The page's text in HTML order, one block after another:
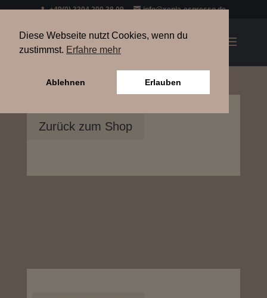
+49(0) 3304 200 38 09 info@xenia-espresso.de
Zurück zum Shop
Diese Webseite nutzt Cookies, wenn du
zustimmst. Erfahre mehr
Ablehnen Erlauben